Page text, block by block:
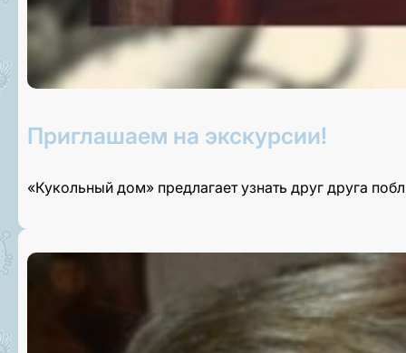
Приглашаем на экскурсии!
«Кукольный дом» предлагает узнать друг друга